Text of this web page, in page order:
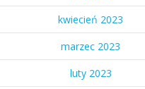
kwiecień 2023
marzec 2023
luty 2023